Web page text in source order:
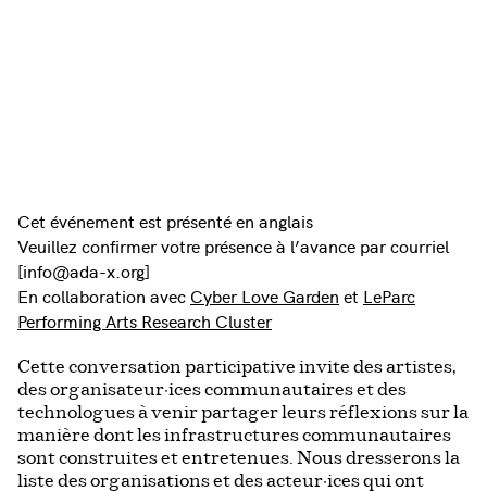
Cet événement est présenté en anglais
Veuillez confirmer votre présence à l’avance par courriel
[info@ada-x.org]
En collaboration avec Cyber Love Garden et LeParc
Performing Arts Research Cluster
Cette conversation participative invite des artistes,
des organisateur·ices communautaires et des
technologues à venir partager leurs réflexions sur la
manière dont les infrastructures communautaires
sont construites et entretenues. Nous dresserons la
liste des organisations et des acteur·ices qui ont